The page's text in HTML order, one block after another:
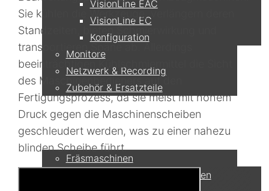
VisionLine EAC
VisionLine EC
Konfiguration
Monitore
Netzwerk & Recording
Zubehör & Ersatzteile
Anwendungen
Fräsmaschinen
Horizontale Fräsmaschinen
Sie kühlen die Werkzeuge, verlängern deren
Standzeiten, bieten Schmierwirkung und
transportieren Späne ab. Allerdings
beeinträchtigen Kühlschmiermittel die Sicht
des Maschinenbedieners auf den
Fertigungsprozess, da sie meist mit hohem
Druck gegen die Maschinenscheiben
geschleudert werden, was zu einer nahezu
blinden Scheibe führt.